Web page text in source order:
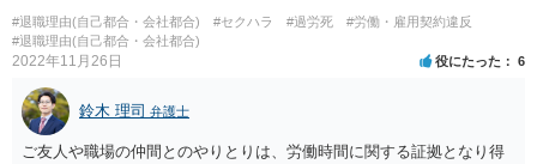
#退職理由(自己都合・会社都合) #セクハラ #過労死
#労働・雇用契約違反
#退職理由(自己都合・会社都合)
2022年11月26日 役にたった 6
鈴木 理司 弁護士
ご友人や職場の仲間とのやりとりは、労働時間に関する証拠となり得